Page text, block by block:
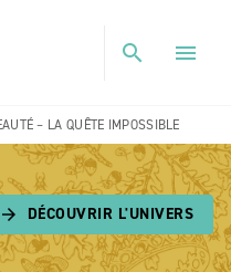
search menu
– LA QUÊTE IMPOSSIBLE
arrow_forward DÉCOUVRIR L'UNIVERS